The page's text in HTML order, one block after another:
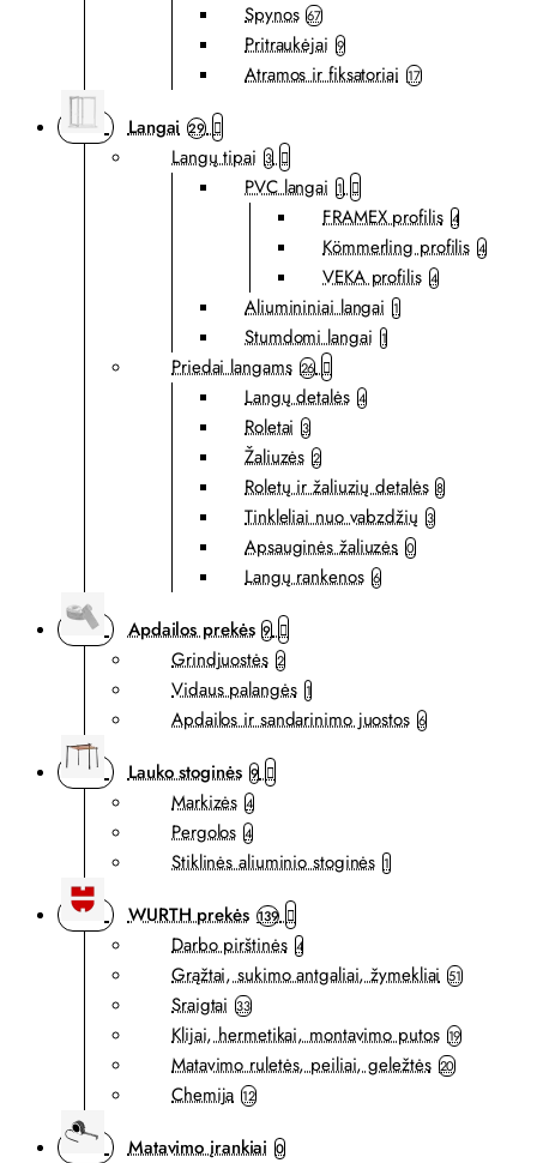
Spynos 67
Pritraukėjai 9
Atramos ir fiksatoriai 17
Langai 29
Langų tipai 3
PVC langai 1
FRAMEX profilis 4
Kömmerling profilis 4
VEKA profilis 4
Aliumininiai langai 1
Stumdomi langai 1
Priedai langams 26
Langų detalės 4
Roletai 3
Žaliuzės 2
Roletų ir žaliuzių detalės 8
Tinkleliai nuo vabzdžių 3
Apsauginės žaliuzės 0
Langų rankenos 6
Apdailos prekės 9
Grindjuostės 2
Vidaus palangės 1
Apdailos ir sandarinimo juostos 6
Lauko stoginės 9
Markizės 4
Pergolos 4
Stiklinės aliuminio stoginės 1
WURTH prekės 139
Darbo pirštinės 4
Grąžtai, sukimo antgaliai, žymekliai 51
Sraigtai 33
Klijai, hermetikai, montavimo putos 19
Matavimo ruletės, peiliai, geležtės 20
Chemija 12
Matavimo įrankiai 0